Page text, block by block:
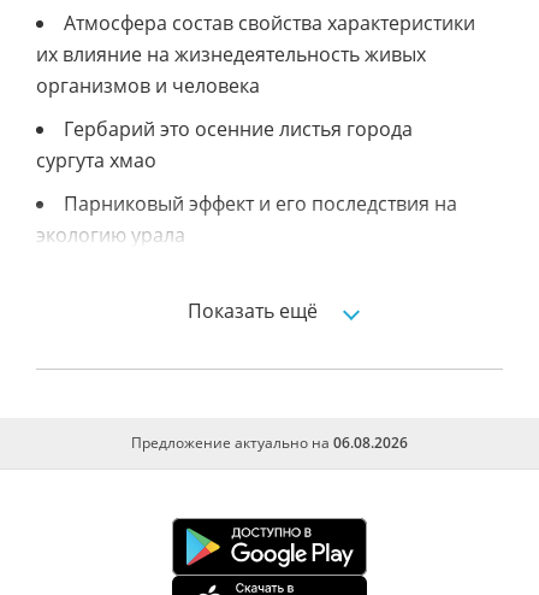
Атмосфера состав свойства характеристики
их влияние на жизнедеятельность живых
организмов и человека
Гербарий это осенние листья города
сургута хмао
Парниковый эффект и его последствия на
экологию урала
экологическидружественного квартала
Показать ещё
Предложение актуально на 06.08.2026